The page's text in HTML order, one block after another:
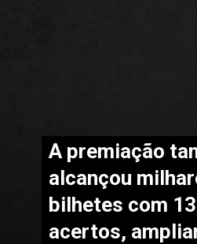
A premiação
alcançou
bilhetes com
acertos,
A premiação
alcançou
bilhetes com
acertos,